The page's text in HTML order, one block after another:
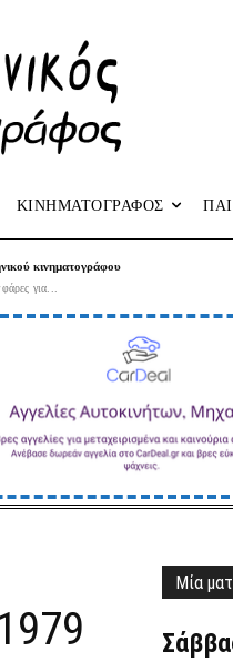
ΚΙΝΗΜΑΤΟΓΡΑΦΟΣ
κινηματογράφου
για...
Μία